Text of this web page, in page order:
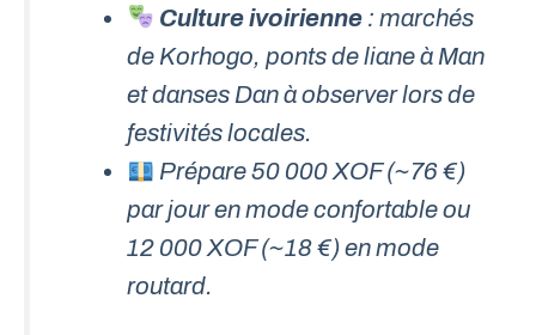
Culture ivoirienne : marchés
de Korhogo, ponts de liane à Man
et danses Dan à observer lors de
festivités locales.
Prépare 50 000 XOF (~76 €)
par jour en mode confortable ou
12 000 XOF (~18 €) en mode
routard.